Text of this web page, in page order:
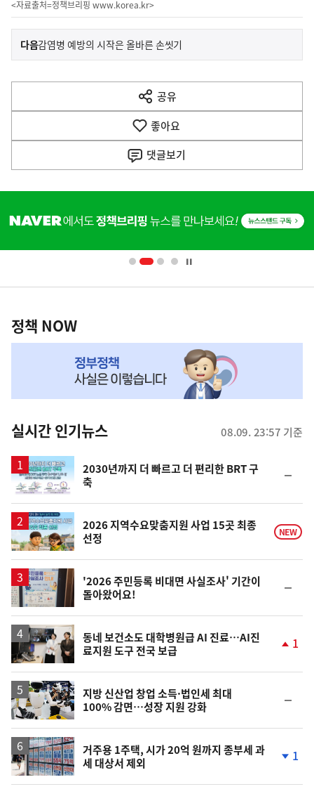
<자료출처=정책브리핑 www.korea.kr>
이
전
다
음
다음기
감염병 예방의 시작은 올바른 손씻기
공유
열
기
좋아요
댓글보기
단
배
영
책
NOW,
뉴
스
정책 NOW
실시간 인기뉴스 08.09. 23:57 기준
2030년까지 더 빠르고 더 편리한 BRT 구
축
일
2026 지역수요맞춤지원 사업 15곳 최종
선정
NEW
'2026 주민등록 비대면 사실조사' 기간이
돌아왔어요!
일
동네 보건소도 대학병원급 AI 진료…AI진
료지원 도구 전국 보급
계
1
지방 신산업 창업 소득·법인세 최대
100% 감면…성장 지원 강화
일
거주용 1주택, 시가 20억 원까지 종부세 과
세 대상서 제외
계
1